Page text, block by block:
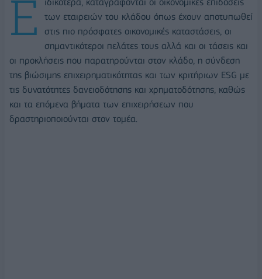
Ε
των εταιρειών του κλάδου όπως έχουν αποτυπωθεί
στις πιο πρόσφατες οικονομικές καταστάσεις, οι
σημαντικότεροι πελάτες τους αλλά και οι τάσεις και
οι προκλήσεις που παρατηρούνται στον κλάδο, η σύνδεση
της βιώσιμης επιχειρηματικότητας και των κριτήριων ESG με
τις δυνατότητες δανειοδότησης και χρηματοδότησης, καθώς
και τα επόμενα βήματα των επιχειρήσεων που
δραστηριοποιούνται στον τομέα.